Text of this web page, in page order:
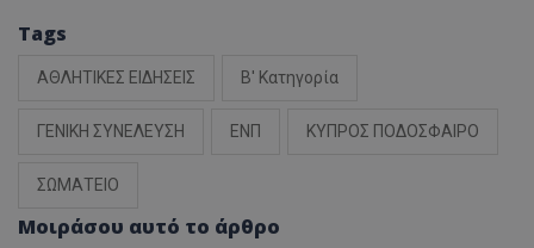
Tags
ΑΘΛΗΤΙΚΕΣ ΕΙΔΗΣΕΙΣ Β' Κατηγορία
ΓΕΝΙΚΗ ΣΥΝΕΛΕΥΣΗ ΕΝΠ ΚΥΠΡΟΣ ΠΟΔΟΣΦΑΙΡΟ
ΣΩΜΑΤΕΙΟ
Μοιράσου αυτό το άρθρο